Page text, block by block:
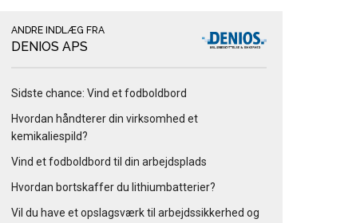
ANDRE INDLÆG FRA
DENIOS APS
Sidste chance: Vind et fodboldbord
Hvordan håndterer din virksomhed et
kemikaliespild?
Vind et fodboldbord til din arbejdsplads
Hvordan bortskaffer du lithiumbatterier?
Vil du have et opslagsværk til arbejdssikkerhed og